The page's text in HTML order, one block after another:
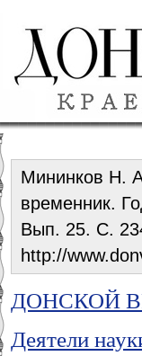
Мининков Н.
временник.
Вып. 25. С.
http://
ДОНСКОЙ
Деятели